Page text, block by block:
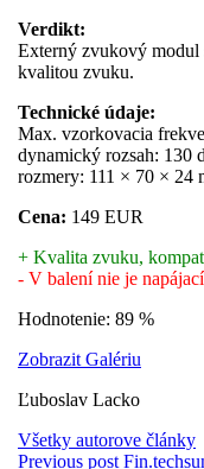
Verdikt:
Externý zvukový modul
kvalitou zvuku.
Technické údaje:
Max. vzorkovacia
dynamický rozsah: 130
rozmery: 111 × 70 × 24
Cena: 149 EUR
+ Kvalita zvuku,
- V balení nie je
Hodnotenie: 89 %
Zobrazit Galériu
Ľuboslav Lacko
Všetky autorove články
Previous post